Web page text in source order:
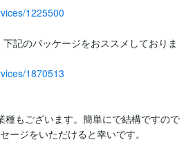
1225500
記のパッケージをおススメしておりま
1870513
種もございます。簡単にで結構ですので
ージをいただけると幸いです。